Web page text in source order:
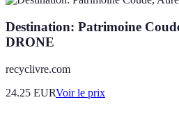
Destination: Patrimoine
DRONE
recyclivre.com
24.25 EURVoir le prix